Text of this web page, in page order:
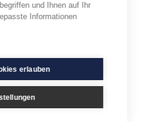
und Ihnen auf Ihr
Informationen
erlauben